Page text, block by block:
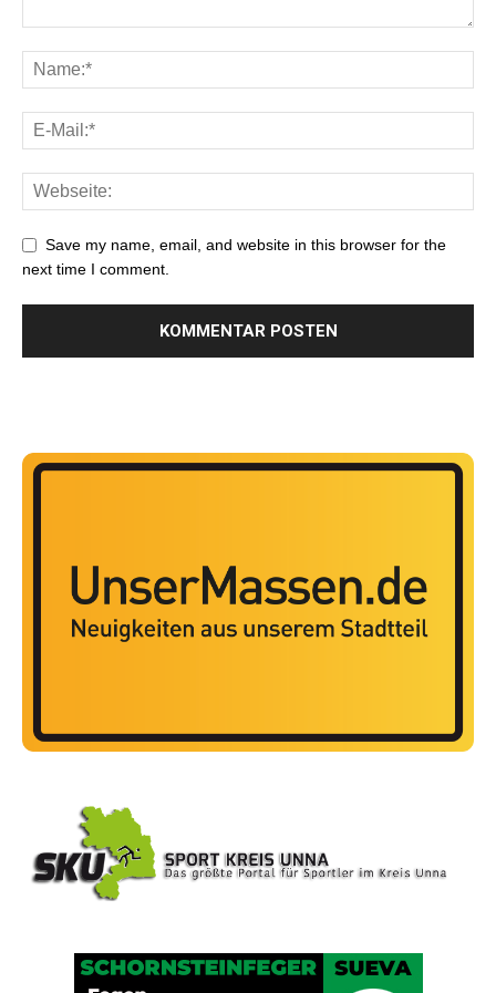
Save my name, email, and website in this browser for the
next time I comment.